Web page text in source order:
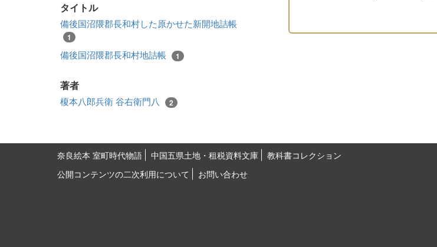
タイトル
備後国沼隈郡長和村した原かせた新開地詰帳
1
備後国沼隈郡長和村地詰帳 1
著者
榎本八郎兵衛 谷右衛門八 2
奈良絵本 室町時代物語 中国五県土地・租税資料文庫
教科書コレクション
公開コンテンツの二次利用について
お問い合わせ